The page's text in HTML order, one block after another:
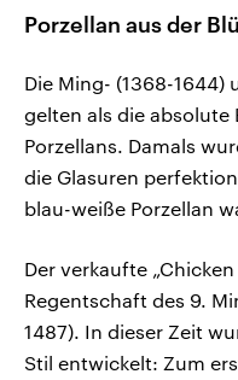
Porzellan aus der
Die Ming- (1368-1644)
gelten als die absolute
Porzellans. Damals
die Glasuren
blau-weiße Porzellan
Der verkaufte
Regentschaft des 9.
1487). In dieser Zeit
Stil entwickelt: Zum